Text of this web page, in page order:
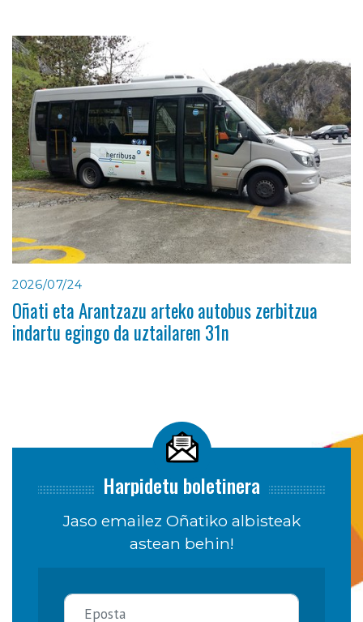
2026/07/24
Oñati eta Arantzazu arteko autobus zerbitzua
indartu egingo da uztailaren 31n
Harpidetu boletinera
Jaso emailez Oñatiko albisteak
astean behin!